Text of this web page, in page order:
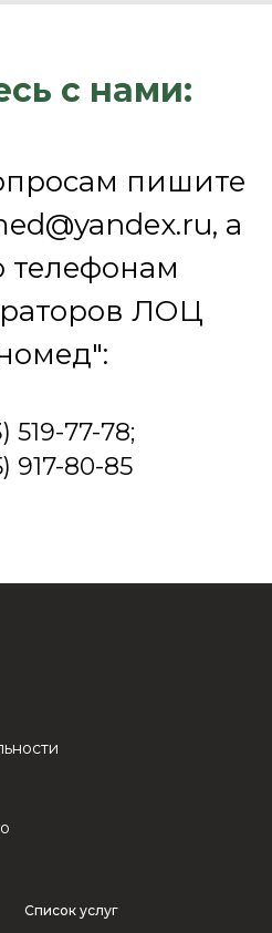
с нами:
пишите
а
телефонам
ЛОЦ
519-77-78;
917-80-85
Список услуг